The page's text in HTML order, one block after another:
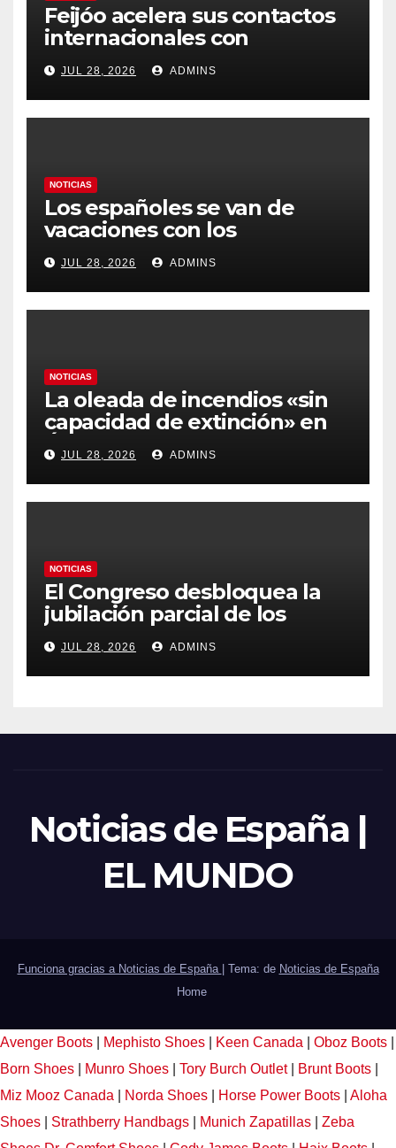
Feijóo acelera sus contactos
internacionales con
Latinoamérica como socio
prioritario en su agenda de
gobierno
JUL 28, 2026 ADMINS
NOTICIAS
Los españoles se van de
vacaciones con los
carburantes hasta un 21%
más caros que el año pasado
y los hoteles disparados
JUL 28, 2026 ADMINS
NOTICIAS
La oleada de incendios «sin
capacidad de extinción» en
Ávila y al oeste de Madrid
obliga a declarar la
emergencia nacional
JUL 28, 2026 ADMINS
NOTICIAS
El Congreso desbloquea la
jubilación parcial de los
trabajadores laborales del
sector público
JUL 28, 2026 ADMINS
Noticias de España |
EL MUNDO
Funciona gracias a Noticias de España Tema: de Noticias de España
Home
Avenger Boots Mephisto Shoes Keen Canada Oboz Boots
Born Shoes
Munro Shoes Tory Burch Outlet Brunt Boots
Miz Mooz Canada
Norda Shoes Horse Power Boots
Aloha
Shoes
Strathberry Handbags Munich Zapatillas
Zeba